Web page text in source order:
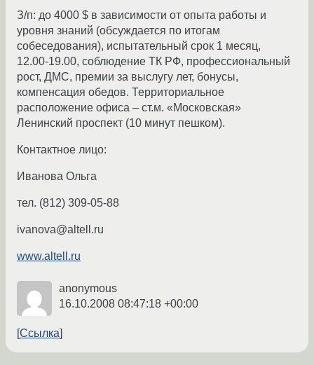
З/п: до 4000 $ в зависимости от опыта работы и
уровня знаний (обсуждается по итогам
собеседования), испытательный срок 1 месяц,
12.00-19.00, соблюдение ТК РФ, профессиональный
рост, ДМС, премии за выслугу лет, бонусы,
компенсация обедов. Территориальное
расположение офиса – ст.м. «Московская»
Ленинский проспект (10 минут пешком).
Контактное лицо:
Иванова Ольга
тел. (812) 309-05-88
ivanova@altell.ru
www.altell.ru
anonymous
16.10.2008 08:47:18 +00:00
Ссылка